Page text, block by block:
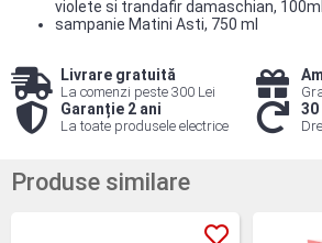
violete si trandafir damaschian, 100ml
sampanie Matini Asti, 750 ml
Livrare gratuită
La comenzi peste 300 Lei
Garanție 2 ani
La toate produsele electrice
30
Produse similare